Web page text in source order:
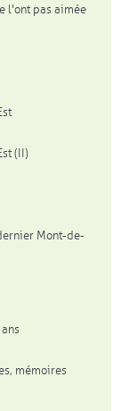
l'ont pas aimée
(II)
Mont-de-
mémoires